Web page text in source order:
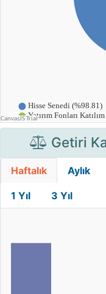
Getiri
Haftalık Aylık
1 Yıl 3 Yıl